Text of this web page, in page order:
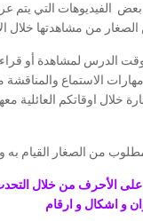
الفيديوهات التي يتم
من مشاهدتها خلال
الدرس لمشاهدة أو
الاستماع والمناقشة
خلال اوقاتكم
من الصغار القيام به
على الأحرف من خلال
و اشكال و ارقام